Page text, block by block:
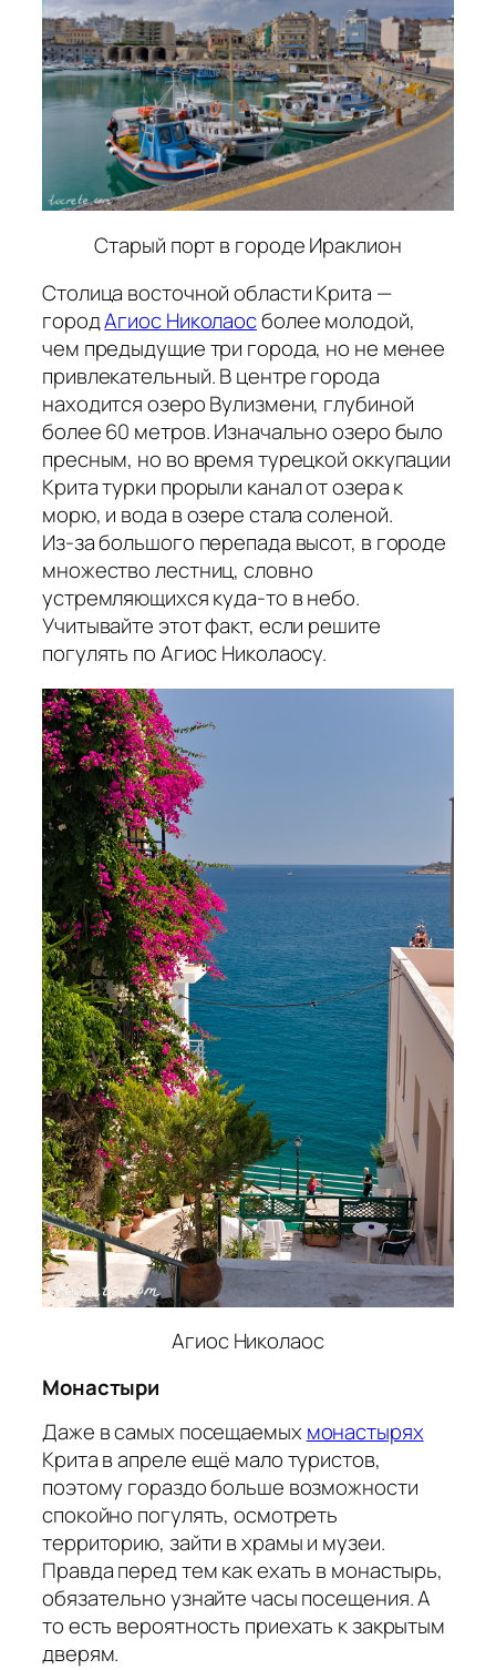
Старый порт в городе Ираклион
Столица восточной области Крита —
городАгиос Николаосболее молодой,
чем предыдущие три города, но не менее
привлекательный. В центре города
находится озеро Вулизмени, глубиной
более 60 метров. Изначально озеро было
пресным, но во время турецкой оккупации
Крита турки прорыли канал от озера к
морю, и вода в озере стала соленой.
Из-за большого перепада высот, в городе
множество лестниц, словно
устремляющихся куда-то в небо.
Учитывайте этот факт, если решите
погулять по Агиос Николаосу.
Агиос Николаос
Монастыри
Даже в самых посещаемых монастырях
Крита в апреле ещё мало туристов,
поэтому гораздо больше возможности
спокойно погулять, осмотреть
территорию, зайти в храмы и музеи.
Правда перед тем как ехать в монастырь,
обязательно узнайте часы посещения. А
то есть вероятность приехать к закрытым
дверям.